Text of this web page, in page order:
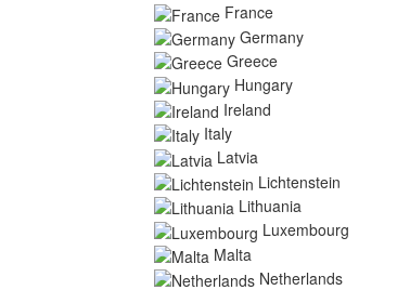
France
Germany
Greece
Hungary
Ireland
Italy
Latvia
Lichtenstein
Lithuania
Luxembourg
Malta
Netherlands